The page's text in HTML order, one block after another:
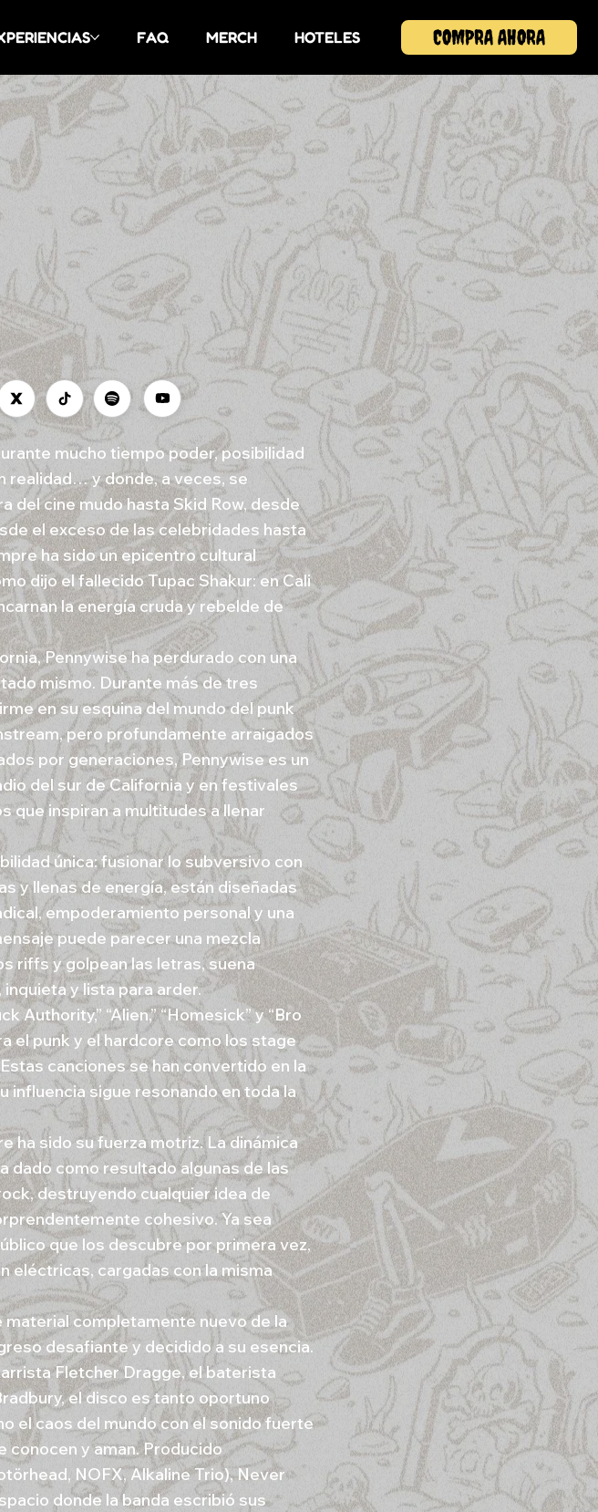
FAQ MERCH HOTELES COMPRA AHORA
mucho tiempo poder, posibilidad
realidad… y donde, a veces, se
del cine mudo hasta Skid Row, desde
el exceso de las celebridades hasta
ha sido un epicentro cultural
dijo el fallecido Tupac Shakur: en Cali
la energía cruda y rebelde de
Pennywise ha perdurado con una
mismo. Durante más de tres
en su esquina del mundo del punk
pero profundamente arraigados
por generaciones, Pennywise es un
del sur de California y en festivales
que inspiran a multitudes a llenar
única: fusionar lo subversivo con
y llenas de energía, están diseñadas
empoderamiento personal y una
puede parecer una mezcla
riffs y golpean las letras, suena
y lista para arder.
Authority,” “Alien,” “Homesick” y “Bro
el punk y el hardcore como los stage
canciones se han convertido en la
influencia sigue resonando en toda la
ha sido su fuerza motriz. La dinámica
dado como resultado algunas de las
destruyendo cualquier idea de
cohesivo. Ya sea
que los descubre por primera vez,
eléctricas, cargadas con la misma
completamente nuevo de la
desafiante y decidido a su esencia.
Fletcher Dragge, el baterista
el disco es tanto oportuno
el caos del mundo con el sonido fuerte
conocen y aman. Producido
NOFX, Alkaline Trio), Never
donde la banda escribió sus